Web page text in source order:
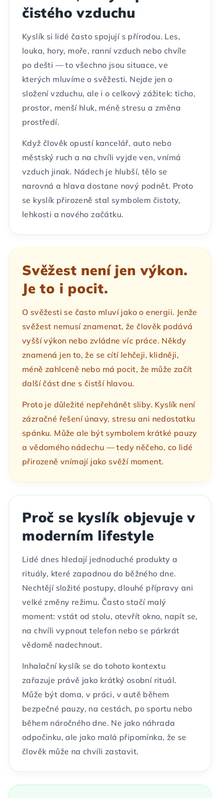
čistého vzduchu
Kyslík si lidé často spojují s přírodou. Les,
louka, hory, moře, ranní vzduch nebo chvíle
po dešti — to všechno jsou situace, ve
kterých mluvíme o svěžesti. Nejde jen o
složení vzduchu, ale i o celkový zážitek: ticho,
prostor, menší hluk, méně stresu a změna
prostředí.
Když člověk opustí kancelář, auto nebo
městský ruch a na chvíli vyjde ven, vnímá
vzduch jinak. Nádech je hlubší, tělo se
narovná a hlava dostane nový podnět. Proto
se kyslík přirozeně stal symbolem čistoty,
lehkosti a nového začátku.
Svěžest není jen výkon.
Je to i pocit.
O svěžesti se často mluví jako o energii. Jenže
svěžest nemusí znamenat, že člověk podává
vyšší výkon nebo zvládne víc práce. Někdy
znamená jen to, že se cítí lehčeji, klidněji,
méně zahlceně nebo má pocit, že může začít
další část dne s čistší hlavou.
Proto je důležité nepřehánět sliby. Kyslík není
zázračné řešení únavy, stresu ani nedostatku
spánku. Může ale být symbolem krátké pauzy
a vědomého nádechu — tedy něčeho, co lidé
přirozeně vnímají jako svěží moment.
Proč se kyslík objevuje v
moderním lifestyle
Lidé dnes hledají jednoduché produkty a
rituály, které zapadnou do běžného dne.
Nechtějí složité postupy, dlouhé přípravy ani
velké změny režimu. Často stačí malý
moment: vstát od stolu, otevřít okno, napít se,
na chvíli vypnout telefon nebo se párkrát
vědomě nadechnout.
Inhalační kyslík se do tohoto kontextu
zařazuje právě jako krátký osobní rituál.
Může být doma, v práci, v autě během
bezpečné pauzy, na cestách, po sportu nebo
během náročného dne. Ne jako náhrada
odpočinku, ale jako malá připomínka, že se
člověk může na chvíli zastavit.